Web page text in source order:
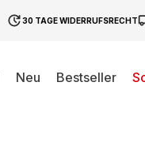
30 TAGE WIDERRUFSRECHT
Neu Bestseller